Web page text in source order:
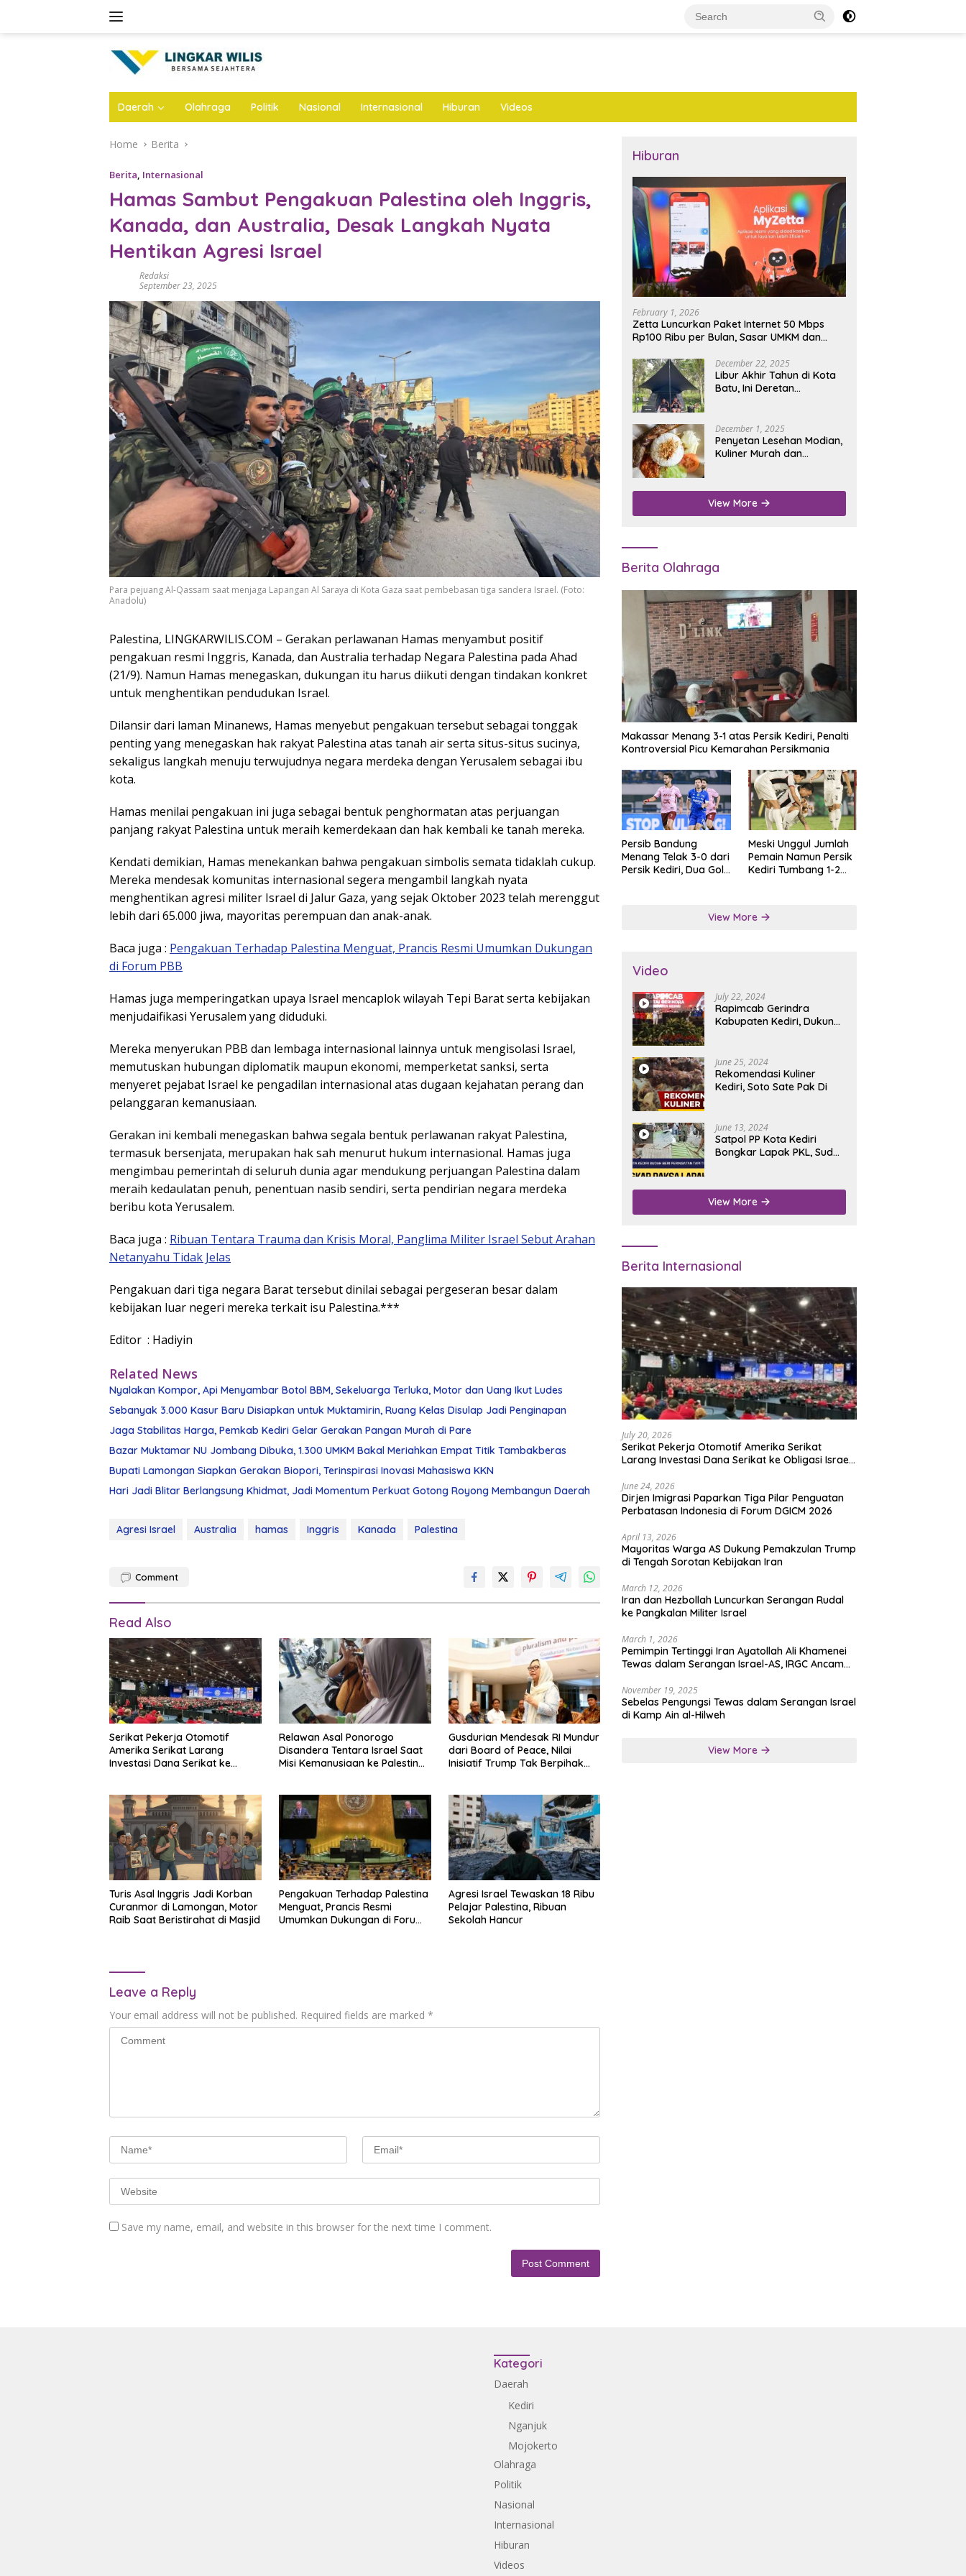
Daerah Olahraga Politik Nasional Internasional Hiburan Videos
Home Berita
Berita, Internasional
Hamas Sambut Pengakuan Palestina oleh Inggris,
Kanada, dan Australia, Desak Langkah Nyata
Hentikan Agresi Israel
Redaksi
September 23, 2025
Para pejuang Al-Qassam saat menjaga Lapangan Al Saraya di Kota Gaza saat pembebasan tiga sandera Israel. (Foto:
Anadolu)
Palestina, LINGKARWILIS.COM – Gerakan perlawanan Hamas menyambut positif
pengakuan resmi Inggris, Kanada, dan Australia terhadap Negara Palestina pada Ahad
(21/9). Namun Hamas menegaskan, dukungan itu harus diikuti dengan tindakan konkret
untuk menghentikan pendudukan Israel.
Dilansir dari laman Minanews, Hamas menyebut pengakuan tersebut sebagai tonggak
penting yang menegaskan hak rakyat Palestina atas tanah air serta situs-situs sucinya,
sekaligus langkah menuju terwujudnya negara merdeka dengan Yerusalem sebagai ibu
kota.
Hamas menilai pengakuan ini juga sebagai bentuk penghormatan atas perjuangan
panjang rakyat Palestina untuk meraih kemerdekaan dan hak kembali ke tanah mereka.
Kendati demikian, Hamas menekankan bahwa pengakuan simbolis semata tidaklah cukup.
Mereka mendesak komunitas internasional segera mengambil langkah nyata
menghentikan agresi militer Israel di Jalur Gaza, yang sejak Oktober 2023 telah merenggut
lebih dari 65.000 jiwa, mayoritas perempuan dan anak-anak.
Baca juga : Pengakuan Terhadap Palestina Menguat, Prancis Resmi Umumkan Dukungan
di Forum PBB
Hamas juga memperingatkan upaya Israel mencaplok wilayah Tepi Barat serta kebijakan
menjudaifikasi Yerusalem yang diduduki.
Mereka menyerukan PBB dan lembaga internasional lainnya untuk mengisolasi Israel,
memutuskan hubungan diplomatik maupun ekonomi, memperketat sanksi, serta
menyeret pejabat Israel ke pengadilan internasional atas dugaan kejahatan perang dan
pelanggaran kemanusiaan.
Gerakan ini kembali menegaskan bahwa segala bentuk perlawanan rakyat Palestina,
termasuk bersenjata, merupakan hak sah menurut hukum internasional. Hamas juga
mengimbau pemerintah di seluruh dunia agar mendukung perjuangan Palestina dalam
meraih kedaulatan penuh, penentuan nasib sendiri, serta pendirian negara merdeka
beribu kota Yerusalem.
Baca juga : Ribuan Tentara Trauma dan Krisis Moral, Panglima Militer Israel Sebut Arahan
Netanyahu Tidak Jelas
Pengakuan dari tiga negara Barat tersebut dinilai sebagai pergeseran besar dalam
kebijakan luar negeri mereka terkait isu Palestina.***
Editor : Hadiyin
Related News
Nyalakan Kompor, Api Menyambar Botol BBM, Sekeluarga Terluka, Motor dan Uang Ikut Ludes
Sebanyak 3.000 Kasur Baru Disiapkan untuk Muktamirin, Ruang Kelas Disulap Jadi Penginapan
Jaga Stabilitas Harga, Pemkab Kediri Gelar Gerakan Pangan Murah di Pare
Bazar Muktamar NU Jombang Dibuka, 1.300 UMKM Bakal Meriahkan Empat Titik Tambakberas
Bupati Lamongan Siapkan Gerakan Biopori, Terinspirasi Inovasi Mahasiswa KKN
Hari Jadi Blitar Berlangsung Khidmat, Jadi Momentum Perkuat Gotong Royong Membangun Daerah
Agresi Israel Australia hamas Inggris Kanada Palestina
Comment
Read Also
Serikat Pekerja Otomotif
Amerika Serikat Larang
Investasi Dana Serikat ke
Palestina
Relawan Asal Ponorogo
Disandera Tentara Israel Saat
Misi Kemanusiaan ke Palestina,
Gusdurian Mendesak RI Mundur
dari Board of Peace, Nilai
Inisiatif Trump Tak Berpihak
Turis Asal Inggris Jadi Korban
Curanmor di Lamongan, Motor
Raib Saat Beristirahat di Masjid
Pengakuan Terhadap Palestina
Menguat, Prancis Resmi
Umumkan Dukungan di Forum
Agresi Israel Tewaskan 18 Ribu
Pelajar Palestina, Ribuan
Sekolah Hancur
Leave a Reply
Your email address will not be published. Required fields are marked *
Save my name, email, and website in this browser for the next time I comment.
Hiburan
February 1, 2026
Zetta Luncurkan Paket Internet 50 Mbps
Rp100 Ribu per Bulan, Sasar UMKM dan
December 22, 2025
Libur Akhir Tahun di Kota
Batu, Ini Deretan
December 1, 2025
Penyetan Lesehan Modian,
Kuliner Murah dan
Nganjuk
View More
Berita Olahraga
Makassar Menang 3-1 atas Persik Kediri, Penalti
Kontroversial Picu Kemarahan Persikmania
Persib Bandung
Menang Telak 3-0 dari
Persik Kediri, Dua Gol
Meski Unggul Jumlah
Pemain Namun Persik
Kediri Tumbang 1-2
View More
Video
July 22, 2024
Rapimcab Gerindra
Kabupaten Kediri, Dukung
June 25, 2024
Rekomendasi Kuliner
Kediri, Soto Sate Pak Di
June 13, 2024
Satpol PP Kota Kediri
Bongkar Lapak PKL, Sudah
View More
Berita Internasional
July 20, 2026
Serikat Pekerja Otomotif Amerika Serikat
Larang Investasi Dana Serikat ke Obligasi Israel,
June 24, 2026
Dirjen Imigrasi Paparkan Tiga Pilar Penguatan
Perbatasan Indonesia di Forum DGICM 2026
April 13, 2026
Mayoritas Warga AS Dukung Pemakzulan Trump
di Tengah Sorotan Kebijakan Iran
March 12, 2026
Iran dan Hezbollah Luncurkan Serangan Rudal
ke Pangkalan Militer Israel
March 1, 2026
Pemimpin Tertinggi Iran Ayatollah Ali Khamenei
Tewas dalam Serangan Israel-AS, IRGC Ancam
November 19, 2025
Sebelas Pengungsi Tewas dalam Serangan Israel
di Kamp Ain al-Hilweh
View More
Kategori
Daerah
Kediri
Nganjuk
Mojokerto
Olahraga
Politik
Nasional
Internasional
Hiburan
Videos